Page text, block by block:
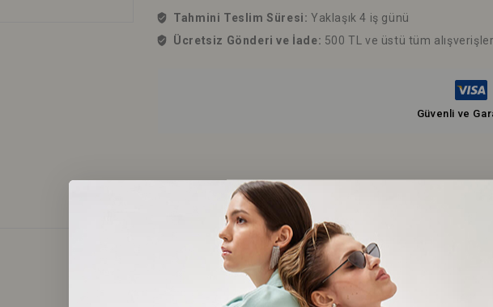
Tahmini Teslim Süresi: Yaklaşık 4 iş günü
Ücretsiz Gönderi ve İade: 500 TL ve üstü tüm
Güvenli ve
Açıklama İncelemeler(0)